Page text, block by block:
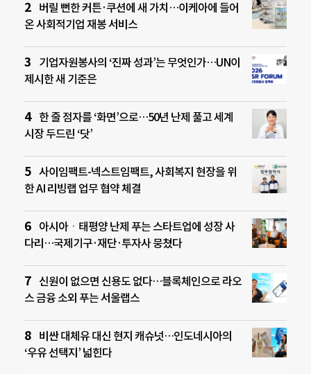
버릴 뻔한 커튼·쿠션에 새 가치…이케아에 들어
온 사회적기업 재봉 서비스
기업자원봉사의 ‘진짜 성과’는 무엇인가…UN이
제시한 새 기준은
한 줄 점자를 ‘화면’으로…50년 난제 풀고 세계
시장 두드린 ‘닷’
사이임팩트-넥스트임팩트, 사회복지 현장을 위
한 AI 리빙랩 업무 협약 체결
아시아ㆍ태평양 난제 푸는 스타트업에 성장 사
다리…국제기구·재단·투자사 뭉쳤다
신원이 없으면 신용도 없다…블록체인으로 라오
스 금융 소외 푸는 서울랩스
비싼 대체유 대신 현지 캐슈넛…인도네시아의
‘우유 선택지’ 넓힌다